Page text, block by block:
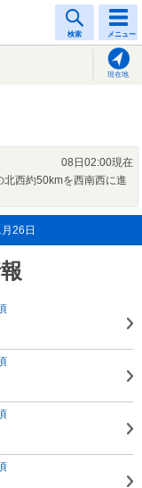
検索 メニュー
現在地
08日02:00現在
西約50kmを西南西に進
26日